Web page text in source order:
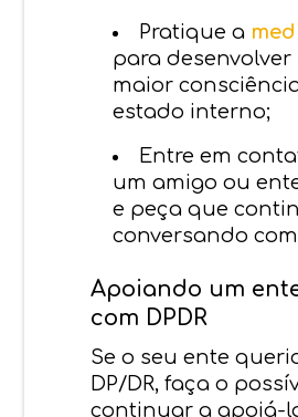
Pratique a
para desenvolver
maior
estado interno;
Entre em
um amigo ou
e peça que
conversando
Apoiando um
com DPDR
Se o seu ente
DP/DR, faça o
continuar a apoiá-